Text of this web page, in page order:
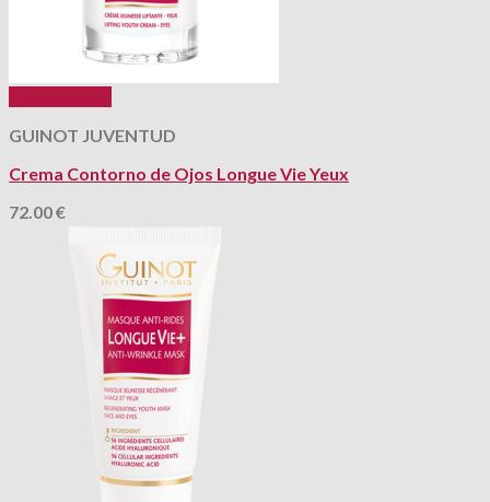
GUINOT JUVENTUD
Crema Contorno de Ojos Longue Vie Yeux
72.00€